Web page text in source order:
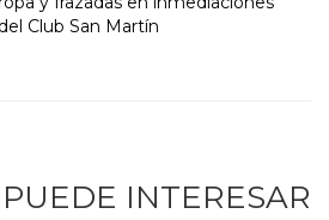
del Club San Martín
INTERESAR